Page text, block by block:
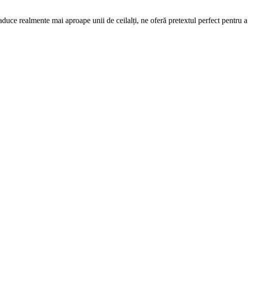
realmente mai aproape unii de ceilalți, ne oferă pretextul perfect pentru a